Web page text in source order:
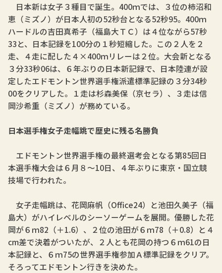
日本新は女子３種目で誕生。400ｍでは、３位の柿沼和
恵（ミズノ）が日本人初の52秒台となる52秒95。400ｍ
ハードルの吉田真希子（福島大ＴＣ）は４位ながら57秒
33と、日本記録を100分の１秒短縮した。この２人を２
走、４走に配した４×400ｍリレーは２位。大会新となる
３分33秒06は、６年ぶりの日本新記録で、日本陸連が設
定したエドモントン世界選手権派遣標準記録の３分34秒
00をクリアした。１走は杉森美保（京セラ）、３走は信
岡沙希重（ミズノ）が務めている。
日本選手権女子走幅跳で歴史に残る名勝負
エドモントン世界選手権の最終選考会となる第85回日
本選手権大会は６月８～10日、４年ぶりに東京・国立競
技場で行われた。
女子走幅跳は、花岡麻帆（Office24）と池田久美子（福
島大）がハイレベルのシーソーゲームを展開。優勝した花
岡が６ｍ82（＋1.6）、２位の池田が６ｍ78（＋0.8）と４
cm差で決着がついたが、２人とも花岡の持つ６ｍ61の日
本記録と、６ｍ75の世界選手権参加Ａ標準記録をクリア。
そろってエドモントン行きを決めた。